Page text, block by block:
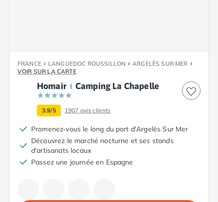
Camping Dinard
Camping Saint-Malo
Camping Morbihan
Camping Auray
Camping Carnac
Camping La Trinité sur Mer
Camping Locmariaquer
Camping Penestin
Camping Quiberon
FRANCE LANGUEDOC ROUSSILLON
ARGELÈS SUR MER
VOIR SUR LA CARTE
Homair Camping La Chapelle
3.9/5 1907 avis clients
Promenez-vous le long du port d'Argelès Sur Mer
Découvrez le marché nocturne et ses stands
d'artisanats locaux
Passez une journée en Espagne